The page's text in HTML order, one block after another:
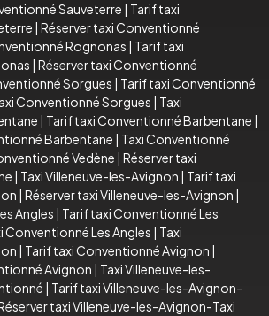
Sauveterre | Tarif taxi
| Réserver taxi Conventionné
Rognonas | Tarif taxi
| Réserver taxi Conventionné
Sorgues | Tarif taxi Conventionné
Conventionné Sorgues | Taxi
| Tarif taxi Conventionné Barbentane |
Barbentane | Taxi Conventionné
Vedène | Réserver taxi
| Taxi Villeneuve-les-Avignon | Tarif taxi
| Réserver taxi Villeneuve-les-Avignon |
Angles | Tarif taxi Conventionné Les
Conventionné Les Angles | Taxi
| Tarif taxi Conventionné Avignon |
Avignon | Taxi Villeneuve-les-
| Tarif taxi Villeneuve-les-Avignon-
taxi Villeneuve-les-Avignon-Taxi